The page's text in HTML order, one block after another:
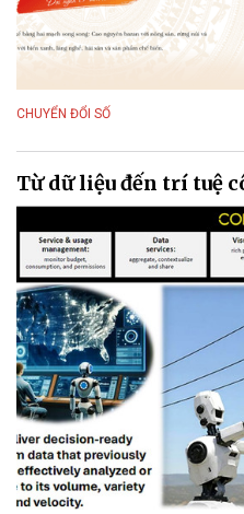
CHUYỂN ĐỔI SỐ
Từ dữ liệu đến trí tuệ